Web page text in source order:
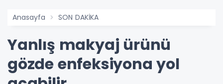
Anasayfa SON DAKİKA
Yanlış makyaj ürünü
gözde enfeksiyona yol